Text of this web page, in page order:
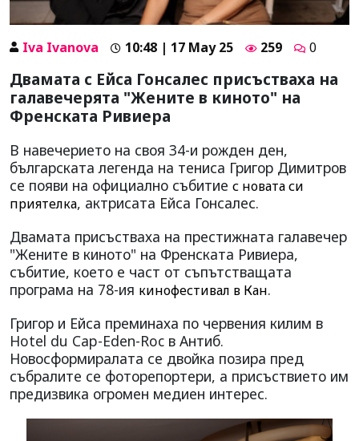
Iva Ivanova 10:48 | 17 May 25 259 0
Двамата с Ейса Гонсалес присъстваха на
галавечерята "Жените в киното" на
Френската Ривиера
В навечерието на своя 34-и рожден ден,
българската легенда на тениса Григор Димитров
се появи на официално събитие с новата си
приятелка, актрисата Ейса Гонсалес.
Двамата присъстваха на престижната галавечер
"Жените в киното" на Френската Ривиера,
събитие, което е част от съпътстващата
програма на 78-ия кинофестивал в Кан.
Григор и Ейса преминаха по червения килим в
Hotel du Cap-Eden-Roc в Антиб.
Новосформиралата се двойка позира пред
събралите се фоторепортери, а присъствието им
предизвика огромен медиен интерес.